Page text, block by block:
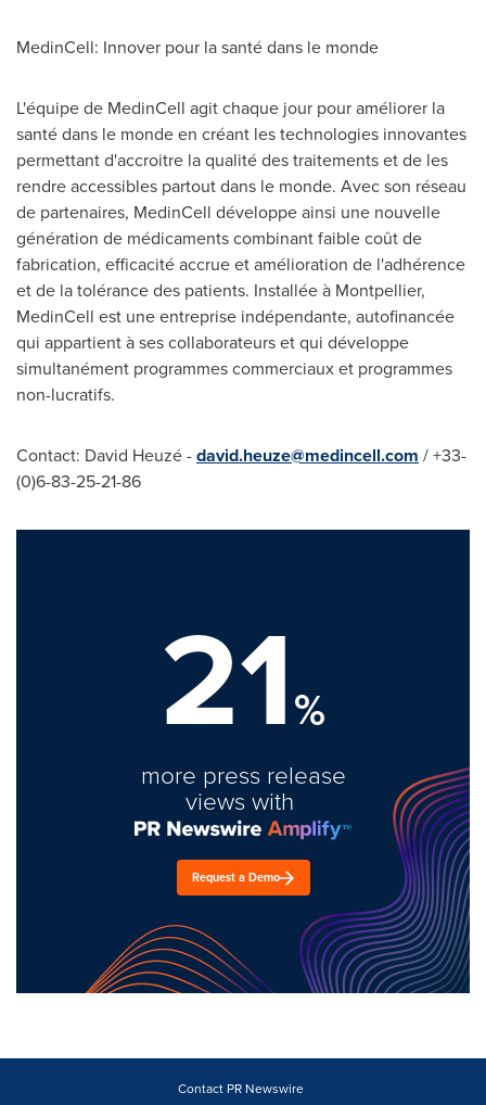
MedinCell: Innover pour la santé dans le monde
L'équipe de MedinCell agit chaque jour pour améliorer la
santé dans le monde en créant les technologies innovantes
permettant d'accroitre la qualité des traitements et de les
rendre accessibles partout dans le monde. Avec son réseau
de partenaires, MedinCell développe ainsi une nouvelle
génération de médicaments combinant faible coût de
fabrication, efficacité accrue et amélioration de l'adhérence
et de la tolérance des patients. Installée à Montpellier,
MedinCell est une entreprise indépendante, autofinancée
qui appartient à ses collaborateurs et qui développe
simultanément programmes commerciaux et programmes
non-lucratifs.
Contact: David Heuzé-david.heuze@medincell.com / +33-
(0)6-83-25-21-86
21%
more press release
views with
Request a Demo
Contact PR Newswire